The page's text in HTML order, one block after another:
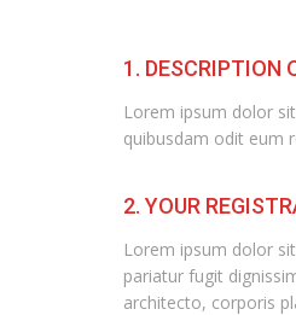
1. DESCRIPTION
Lorem ipsum dolor
quibusdam odit eum
2. YOUR
Lorem ipsum dolor
pariatur fugit
architecto, corporis